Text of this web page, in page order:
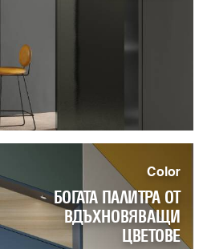
Color
БОГАТА ПАЛИТРА ОТ
ВДЪХНОВЯВАЩИ
ЦВЕТОВЕ